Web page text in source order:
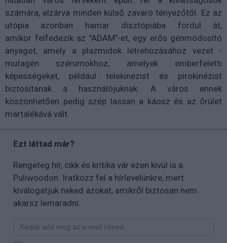
számára, elzárva minden külső zavaró tényezőtől. Ez az
utópia azonban hamar disztópiába fordul át,
amikor felfedezik az "ADAM"-et, egy erős génmódosító
anyagot, amely a plazmidok létrehozásához vezet -
mutagén szérumokhoz, amelyek emberfeletti
képességeket, például telekinézist és pirokinézist
biztosítanak a használójuknak. A város ennek
köszönhetően pedig szép lassan a káosz és az őrület
martalékává vált.
Ezt láttad már?
Rengeteg hír, cikk és kritika vár ezen kívül is a
Puliwoodon. Iratkozz fel a hírlevelünkre, mert
kiválogatjuk neked azokat, amikről biztosan nem
akarsz lemaradni.